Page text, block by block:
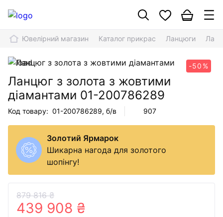
Ювелірний магазин Каталог прикрас Ланцюги
-50%
Ланцюг з золота з жовтими
діамантами 01-200786289
Код товару: 01-200786289, б/в 907
Золотий Ярмарок
Шикарна нагода для золотого
шопінгу!
879 816 ₴
439 908 ₴